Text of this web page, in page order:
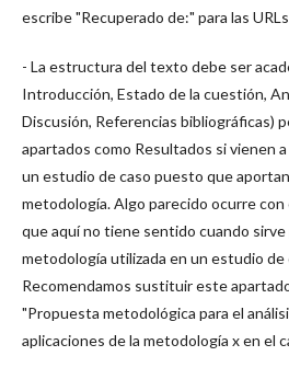
escribe "Recuperado de:" para las
- La estructura del texto debe ser
Introducción, Estado de la cuestión,
Discusión, Referencias bibliográficas)
apartados como Resultados si vienen
un estudio de caso puesto que
metodología. Algo parecido ocurre
que aquí no tiene sentido cuando sirve
metodología utilizada en un estudio de
Recomendamos sustituir este
"Propuesta metodológica para el
aplicaciones de la metodología x en el